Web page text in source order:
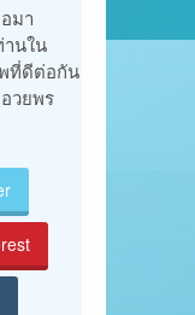
มา
นใน
ที่ดีต่อกัน
วยพร